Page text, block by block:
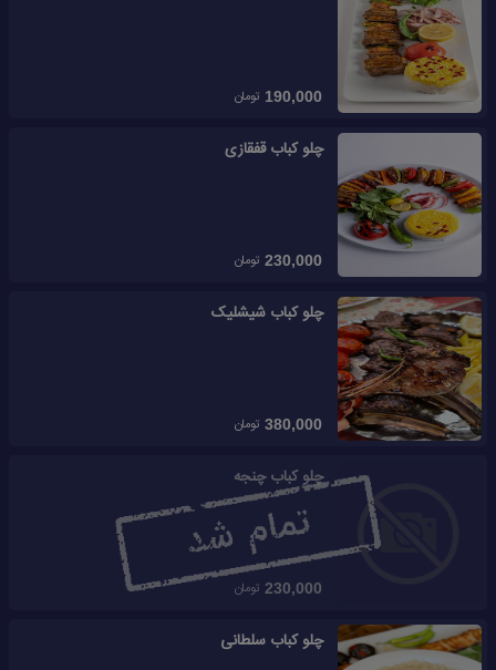
190,000 تومان
چلو کباب قفقازی
230,000 تومان
چلو کباب شیشلیک
380,000 تومان
چلو کباب چنجه
230,000 تومان
چلو کباب سلطانی